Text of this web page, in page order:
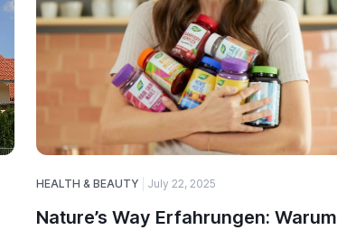
HEALTH & BEAUTY July 22, 2025
Nature’s Way Erfahrungen: Warum